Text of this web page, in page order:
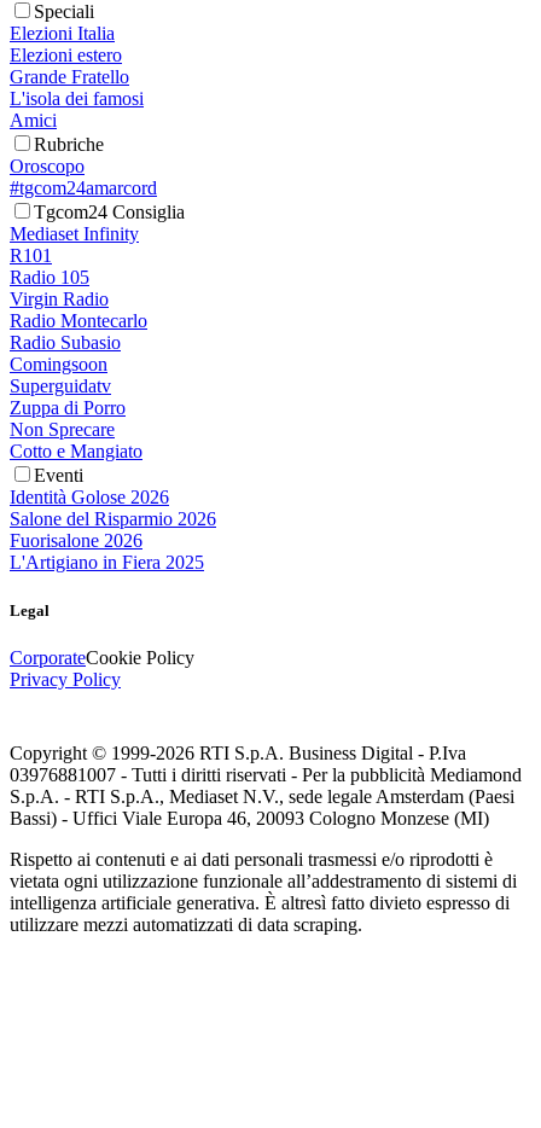
Speciali
Elezioni Italia
Elezioni estero
Grande Fratello
L'isola dei famosi
Amici
Rubriche
Oroscopo
#tgcom24amarcord
Tgcom24 Consiglia
Mediaset Infinity
R101
Radio 105
Virgin Radio
Radio Montecarlo
Radio Subasio
Comingsoon
Superguidatv
Zuppa di Porro
Non Sprecare
Cotto e Mangiato
Eventi
Identità Golose 2026
Salone del Risparmio 2026
Fuorisalone 2026
L'Artigiano in Fiera 2025
Legal
CorporateCookie Policy
Privacy Policy
Copyright © 1999-2026 RTI S.p.A. Business Digital - P.Iva
03976881007 - Tutti i diritti riservati - Per la pubblicità Mediamond
S.p.A. - RTI S.p.A., Mediaset N.V., sede legale Amsterdam (Paesi
Bassi) - Uffici Viale Europa 46, 20093 Cologno Monzese (MI)
Rispetto ai contenuti e ai dati personali trasmessi e/o riprodotti è
vietata ogni utilizzazione funzionale all’addestramento di sistemi di
intelligenza artificiale generativa. È altresì fatto divieto espresso di
utilizzare mezzi automatizzati di data scraping.